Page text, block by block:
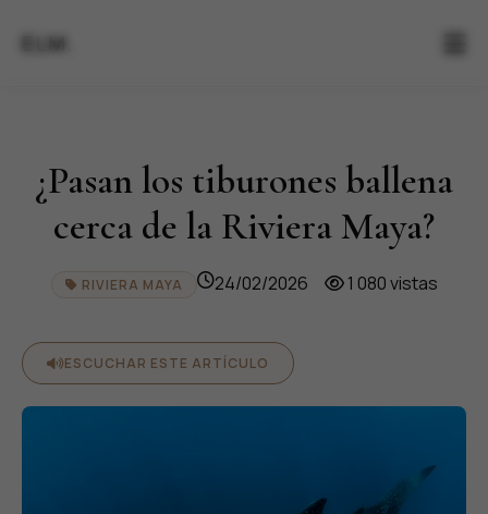
ELM.
¿Pasan los tiburones ballena
cerca de la Riviera Maya?
RIVIERA MAYA 24/02/2026 1 080 vistas
ESCUCHAR ESTE ARTÍCULO